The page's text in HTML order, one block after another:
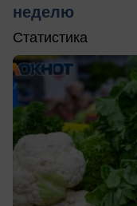
неделю
Статистика